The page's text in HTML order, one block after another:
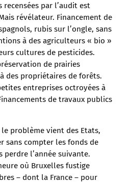
recensées par l’audit est
révélateur. Financement de
rubis sur l’ongle, sans
à des agriculteurs « bio »
cultures de pesticides.
de prairies
des propriétaires de forêts.
entreprises octroyées à
de travaux publics
problème vient des Etats,
sans compter les fonds de
perdre l’année suivante.
où Bruxelles fustige
– dont la France – pour